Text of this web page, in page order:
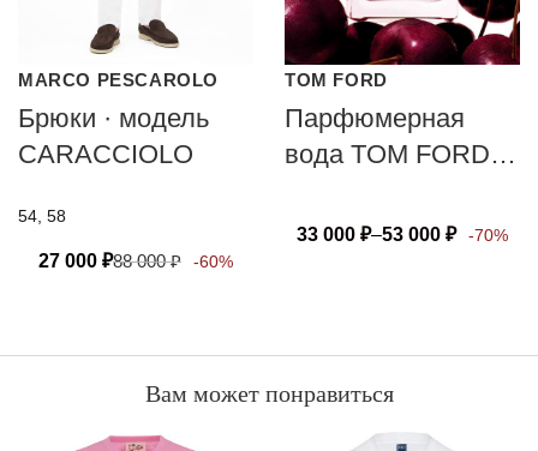
MARCO PESCAROLO
Брюки · модель
CARACCIOLO
54, 58
27 000 ₽88 000₽ -60%
TOM FORD
Парфюмерная
вода TOM FORD
33 000 ₽–53 000 ₽ -70%
Вам может понравиться